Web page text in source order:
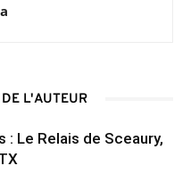
L'AUTEUR
: Le Relais de Sceaury,